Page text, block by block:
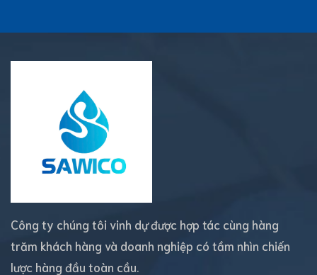
Công ty chúng tôi vinh dự được hợp tác cùng hàng
trăm khách hàng và doanh nghiệp có tầm nhìn chiến
lược hàng đầu toàn cầu.